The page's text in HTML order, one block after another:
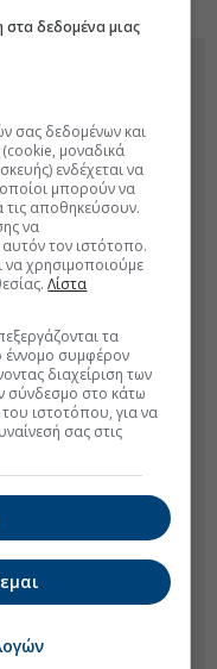
δεδομένα μιας
σας δεδομένων και
μοναδικά
ενδέχεται να
μπορούν να
αποθηκεύσουν.
να
τον ιστότοπο.
να χρησιμοποιούμε
Λίστα
τα
συμφέρον
διαχείριση των
σύνδεσμο στο κάτω
ιστοτόπου, για να
σας στις